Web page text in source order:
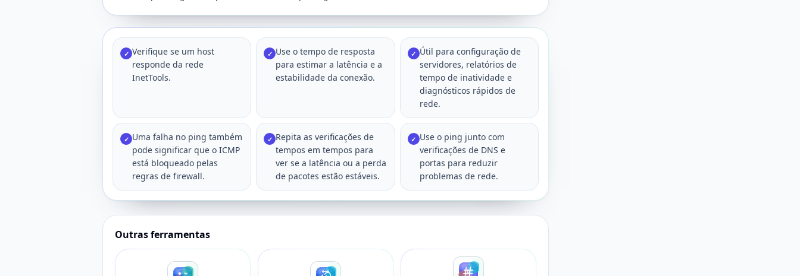
✓ Verifique se um host
responde da rede
InetTools.
✓ Use o tempo de resposta
para estimar a latência e a
estabilidade da conexão.
✓ Útil para configuração de
servidores, relatórios de
tempo de inatividade e
diagnósticos rápidos de
rede.
✓ Uma falha no ping também
pode significar que o ICMP
está bloqueado pelas
regras de firewall.
✓ Repita as verificações de
tempos em tempos para
ver se a latência ou a perda
de pacotes estão estáveis.
✓ Use o ping junto com
verificações de DNS e
portas para reduzir
problemas de rede.
Outras ferramentas